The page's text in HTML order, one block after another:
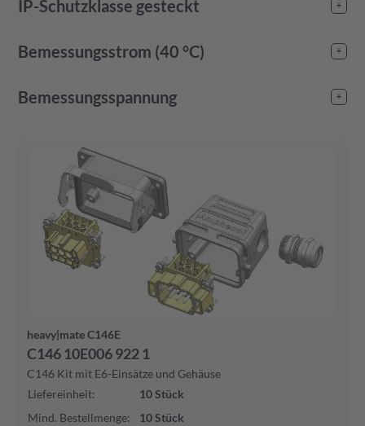
IP-Schutzklasse gesteckt
Bemessungsstrom (40 °C)
-
Bemessungsspannung
heavy|mate C146E
C146 10E006 922 1
C146 Kit mit E6-Einsätze und Gehäuse
Liefereinheit: 10Stück
Mind. Bestellmenge: 10Stück